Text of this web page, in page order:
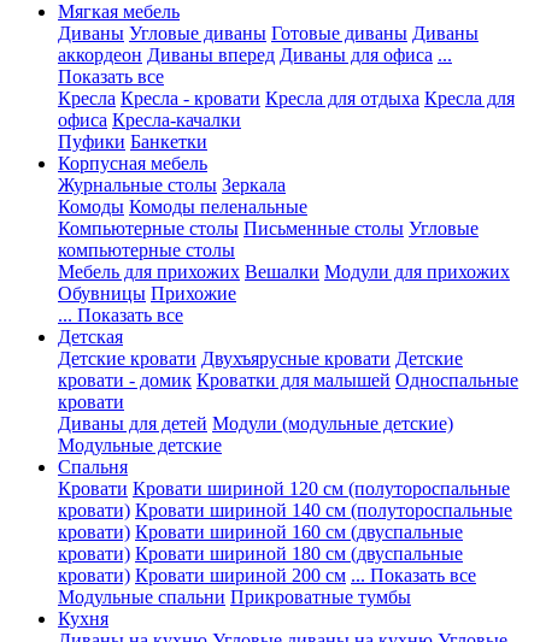
Мягкая мебель
Диваны Угловые диваны Готовые диваны Диваны
аккордеон Диваны вперед Диваны для офиса ...
Показать все
Кресла Кресла - кровати Кресла для отдыха Кресла для
офиса Кресла-качалки
Пуфики Банкетки
Корпусная мебель
Журнальные столы Зеркала
Комоды Комоды пеленальные
Компьютерные столы Письменные столы Угловые
компьютерные столы
Мебель для прихожих Вешалки Модули для прихожих
Обувницы Прихожие
... Показать все
Детская
Детские кровати Двухъярусные кровати Детские
кровати - домик Кроватки для малышей Односпальные
кровати
Диваны для детей Модули (модульные детские)
Модульные детские
Спальня
Кровати Кровати шириной 120 см (полутороспальные
кровати) Кровати шириной 140 см (полутороспальные
кровати) Кровати шириной 160 см (двуспальные
кровати) Кровати шириной 180 см (двуспальные
кровати) Кровати шириной 200 см ... Показать все
Модульные спальни Прикроватные тумбы
Кухня